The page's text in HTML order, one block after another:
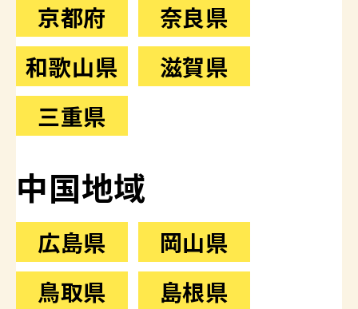
京都府
奈良県
和歌山県
滋賀県
三重県
中国地域
広島県
岡山県
鳥取県
島根県